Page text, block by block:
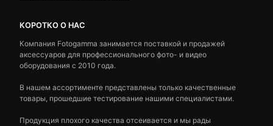
КОРОТКО О НАС
Компания Fotogamma занимается поставкой и продажей
аксессуаров для профессионального фото- и видео
оборудования с 2010 года.
В нашем ассортименте представлены только качественные
товары, прошедшие тестирование нашими специалистами.
Продукция плохого качества отсеивается и мы рады